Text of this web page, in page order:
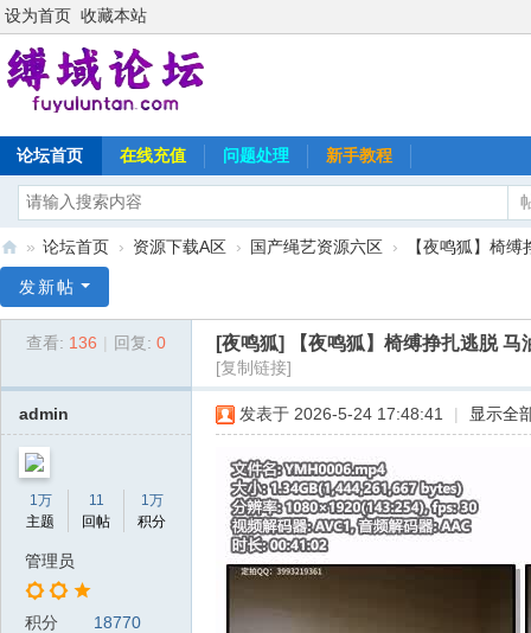
设为首页 收藏本站
论坛首页 在线充值 问题处理 新手教程
域
坛
» 论坛首页 › 资源下载A区 › 国产绳艺资源六区 › 【夜鸣狐】椅
发新帖
查看: 136 回复: 0 [夜鸣狐] 【夜鸣狐】椅缚挣扎逃脱
[复制链接]
admin
1万
主题
11
回帖
1万
积分
管理员
积分 18770
发表于 2026-5-24 17:48:41 显示全